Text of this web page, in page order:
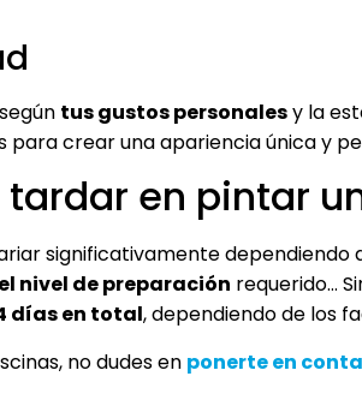
tus gustos personalesy la
para crear una apariencia única y
en pintar
significativamente dependiendo
el nivel de preparación requerido…
días en total, dependiendo de los
no dudes en ponerte en